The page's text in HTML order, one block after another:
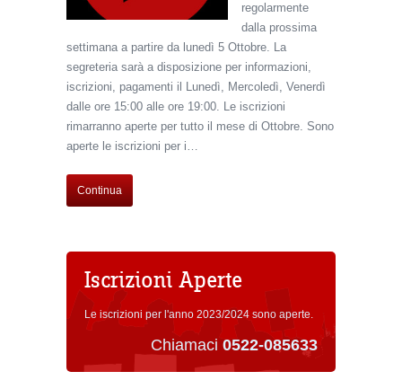
regolarmente
dalla prossima
settimana a partire da lunedì 5 Ottobre. La
segreteria sarà a disposizione per informazioni,
iscrizioni, pagamenti il Lunedì, Mercoledì, Venerdì
dalle ore 15:00 alle ore 19:00. Le iscrizioni
rimarranno aperte per tutto il mese di Ottobre. Sono
aperte le iscrizioni per i…
Continua
Iscrizioni Aperte
Le iscrizioni per l'anno 2023/2024 sono aperte.
Chiamaci 0522-085633